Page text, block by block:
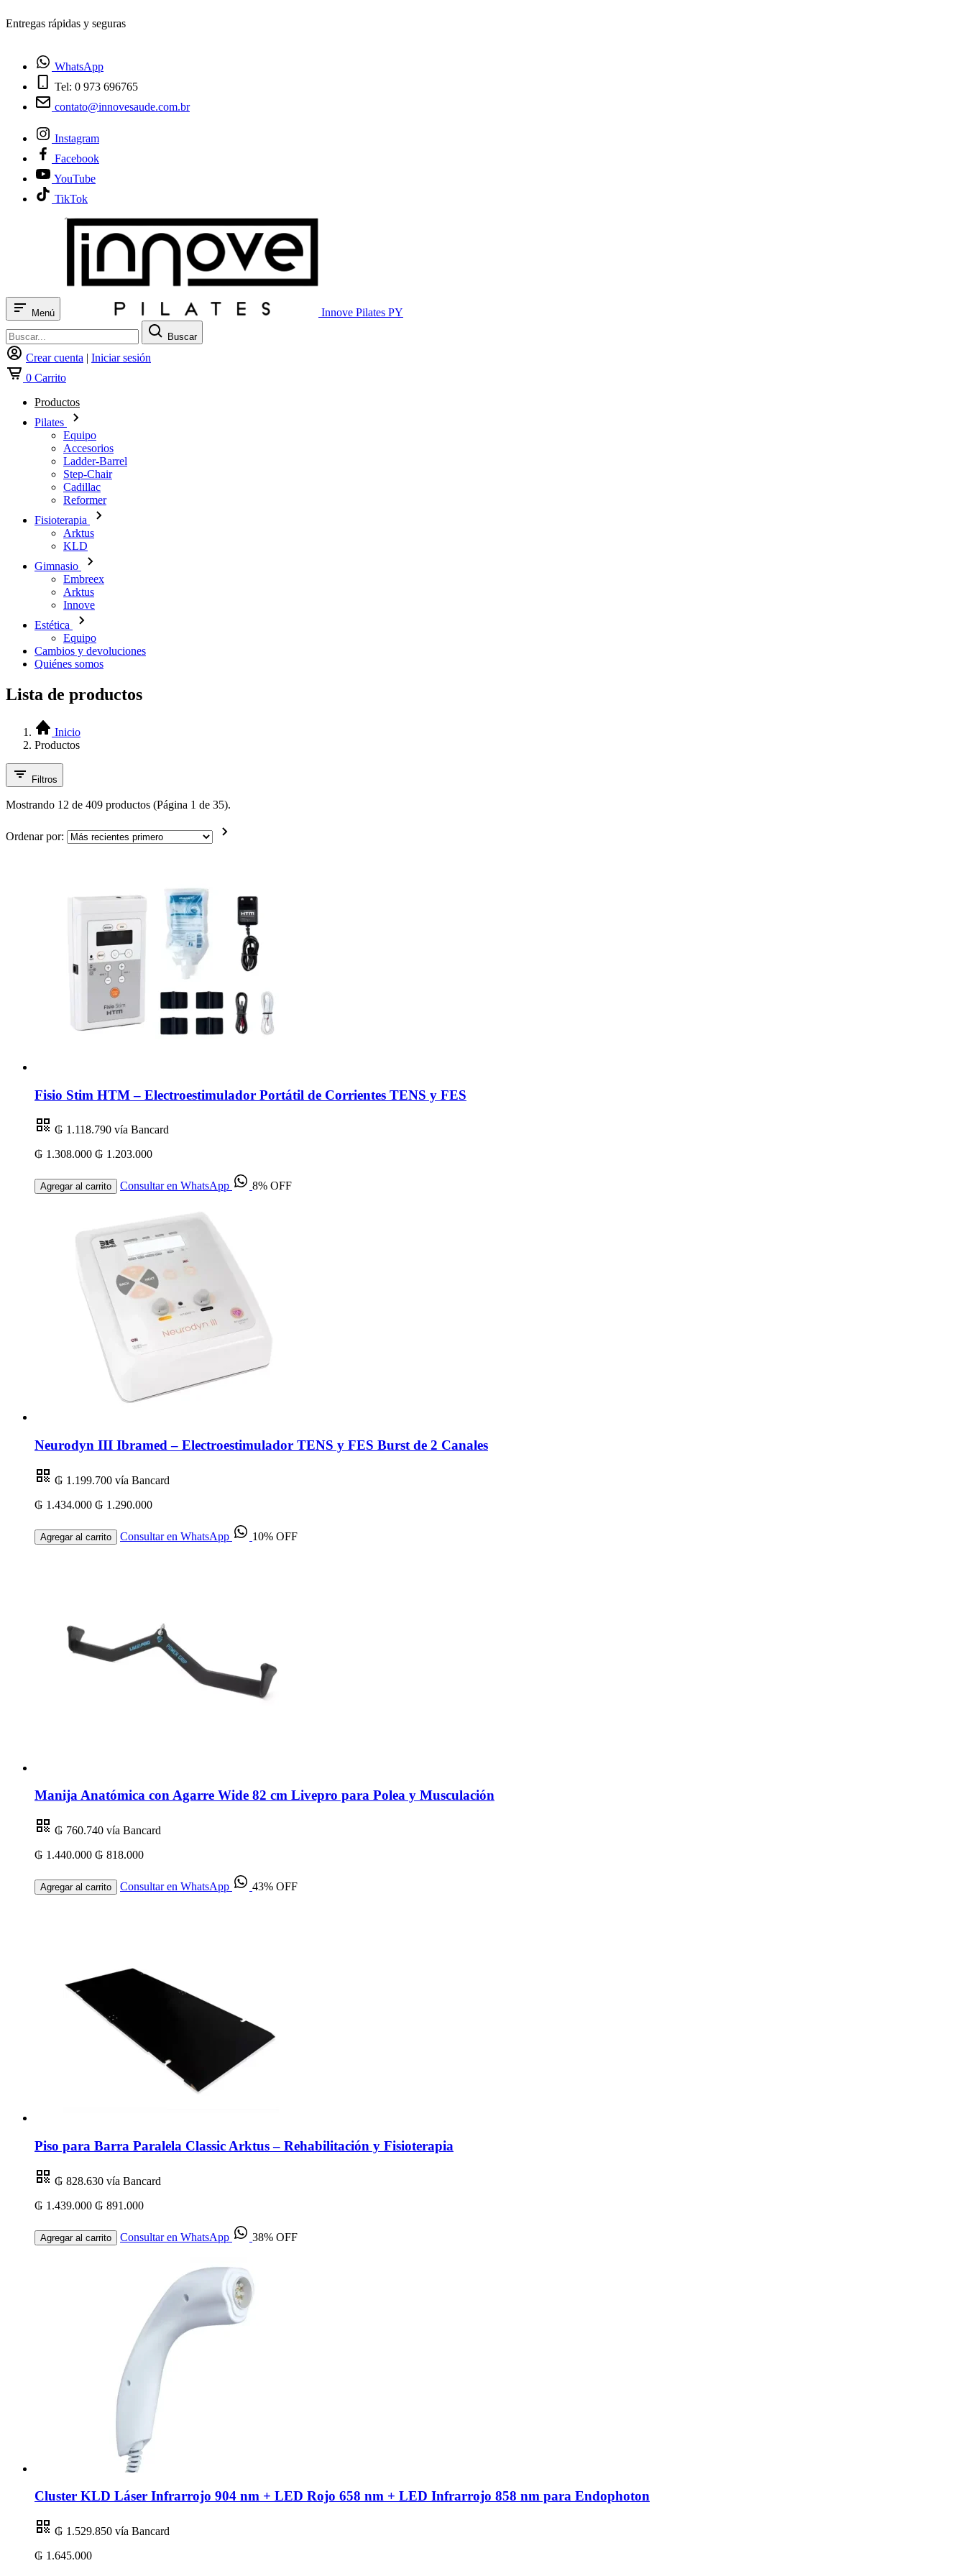
¿Tienes dudas? Habla con nosotros
WhatsApp
Tel: 0 973 696765
contato@innovesaude.com.br
Instagram
Facebook
YouTube
TikTok
Menú Innove Pilates PY
Buscar
Crear cuenta | Iniciar sesión
0 Carrito
Productos
Pilates
Equipo
Accesorios
Ladder-Barrel
Step-Chair
Cadillac
Reformer
Fisioterapia
Arktus
KLD
Gimnasio
Embreex
Arktus
Innove
Estética
Equipo
Cambios y devoluciones
Quiénes somos
Lista de productos
Inicio
Productos
Filtros
Mostrando 12 de 409 productos (Página 1 de 35).
Ordenar por:
Fisio Stim HTM – Electroestimulador Portátil de Corrientes TENS y FES
₲ 1.118.790 vía Bancard
₲ 1.308.000 ₲ 1.203.000
Agregar al carrito Consultar en WhatsApp 8% OFF
Neurodyn III Ibramed – Electroestimulador TENS y FES Burst de 2 Canales
₲ 1.199.700 vía Bancard
₲ 1.434.000 ₲ 1.290.000
Agregar al carrito Consultar en WhatsApp 10% OFF
Manija Anatómica con Agarre Wide 82 cm Livepro para Polea y Musculación
₲ 760.740 vía Bancard
₲ 1.440.000 ₲ 818.000
Agregar al carrito Consultar en WhatsApp 43% OFF
Piso para Barra Paralela Classic Arktus – Rehabilitación y Fisioterapia
₲ 828.630 vía Bancard
₲ 1.439.000 ₲ 891.000
Agregar al carrito Consultar en WhatsApp 38% OFF
Cluster KLD Láser Infrarrojo 904 nm + LED Rojo 658 nm + LED Infrarrojo 858 nm para Endophoton
₲ 1.529.850 vía Bancard
₲ 1.645.000